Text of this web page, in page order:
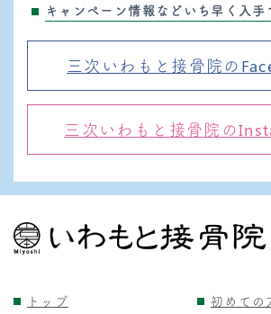
キャンペーン情報などいち早く入手
三次いわもと接骨院の
三次いわもと接骨院の
トップ
初めての